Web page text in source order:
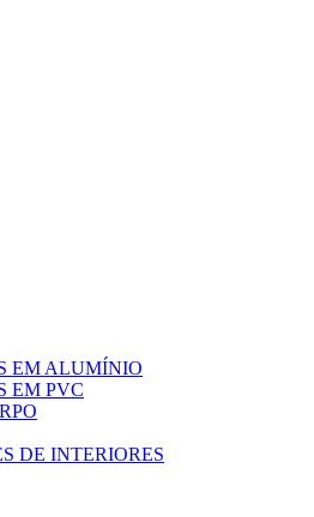
EM ALUMÍNIO
EM PVC
DE INTERIORES